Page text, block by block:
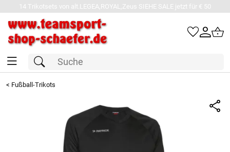
14 Trikotsets von alt.LEGEA,ROYAL,Zeus SIEHE SALE jetzt für € 50
< Fußball-Trikots